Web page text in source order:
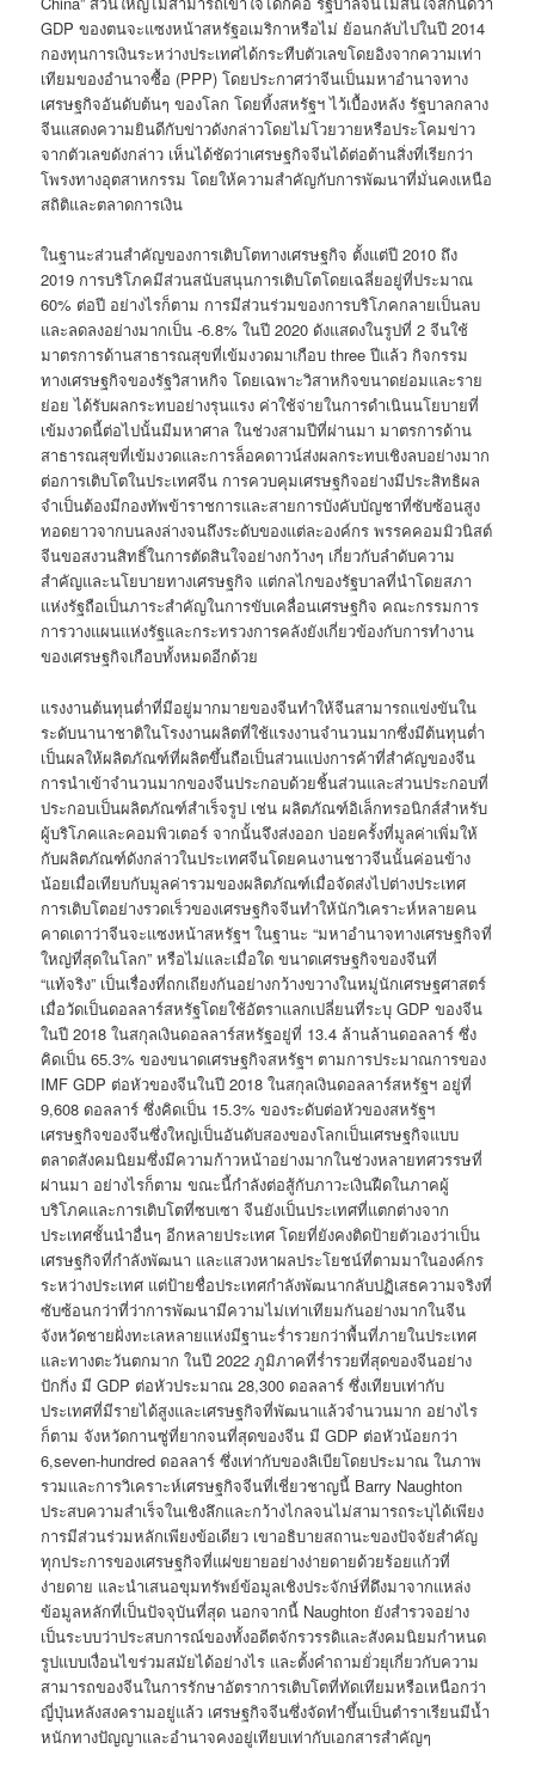
GDP ของตนจะแซงหน้าสหรัฐอเมริกาหรือไม่ ย้อนกลับไปในปี 2014
กองทุนการเงินระหว่างประเทศได้กระทืบตัวเลขโดยอิงจากความเท่า
เทียมของอำนาจซื้อ (PPP) โดยประกาศว่าจีนเป็นมหาอำนาจทาง
เศรษฐกิจอันดับต้นๆ ของโลก โดยทิ้งสหรัฐฯ ไว้เบื้องหลัง รัฐบาลกลาง
จีนแสดงความยินดีกับข่าวดังกล่าวโดยไม่โวยวายหรือประโคมข่าว
จากตัวเลขดังกล่าว เห็นได้ชัดว่าเศรษฐกิจจีนได้ต่อต้านสิ่งที่เรียกว่า
โพรงทางอุตสาหกรรม โดยให้ความสำคัญกับการพัฒนาที่มั่นคงเหนือ
สถิติและตลาดการเงิน
ในฐานะส่วนสำคัญของการเติบโตทางเศรษฐกิจ ตั้งแต่ปี 2010 ถึง
2019 การบริโภคมีส่วนสนับสนุนการเติบโตโดยเฉลี่ยอยู่ที่ประมาณ
60% ต่อปี อย่างไรก็ตาม การมีส่วนร่วมของการบริโภคกลายเป็นลบ
และลดลงอย่างมากเป็น -6.8% ในปี 2020 ดังแสดงในรูปที่ 2 จีนใช้
มาตรการด้านสาธารณสุขที่เข้มงวดมาเกือบ three ปีแล้ว กิจกรรม
ทางเศรษฐกิจของรัฐวิสาหกิจ โดยเฉพาะวิสาหกิจขนาดย่อมและราย
ย่อย ได้รับผลกระทบอย่างรุนแรง ค่าใช้จ่ายในการดำเนินนโยบายที่
เข้มงวดนี้ต่อไปนั้นมีมหาศาล ในช่วงสามปีที่ผ่านมา มาตรการด้าน
สาธารณสุขที่เข้มงวดและการล็อคดาวน์ส่งผลกระทบเชิงลบอย่างมาก
ต่อการเติบโตในประเทศจีน การควบคุมเศรษฐกิจอย่างมีประสิทธิผล
จำเป็นต้องมีกองทัพข้าราชการและสายการบังคับบัญชาที่ซับซ้อนสูง
ทอดยาวจากบนลงล่างจนถึงระดับของแต่ละองค์กร พรรคคอมมิวนิสต์
จีนขอสงวนสิทธิ์ในการตัดสินใจอย่างกว้างๆ เกี่ยวกับลำดับความ
สำคัญและนโยบายทางเศรษฐกิจ แต่กลไกของรัฐบาลที่นำโดยสภา
แห่งรัฐถือเป็นภาระสำคัญในการขับเคลื่อนเศรษฐกิจ คณะกรรมการ
การวางแผนแห่งรัฐและกระทรวงการคลังยังเกี่ยวข้องกับการทำงาน
ของเศรษฐกิจเกือบทั้งหมดอีกด้วย
แรงงานต้นทุนต่ำที่มีอยู่มากมายของจีนทำให้จีนสามารถแข่งขันใน
ระดับนานาชาติในโรงงานผลิตที่ใช้แรงงานจำนวนมากซึ่งมีต้นทุนต่ำ
เป็นผลให้ผลิตภัณฑ์ที่ผลิตขึ้นถือเป็นส่วนแบ่งการค้าที่สำคัญของจีน
การนำเข้าจำนวนมากของจีนประกอบด้วยชิ้นส่วนและส่วนประกอบที่
ประกอบเป็นผลิตภัณฑ์สำเร็จรูป เช่น ผลิตภัณฑ์อิเล็กทรอนิกส์สำหรับ
ผู้บริโภคและคอมพิวเตอร์ จากนั้นจึงส่งออก บ่อยครั้งที่มูลค่าเพิ่มให้
กับผลิตภัณฑ์ดังกล่าวในประเทศจีนโดยคนงานชาวจีนนั้นค่อนข้าง
น้อยเมื่อเทียบกับมูลค่ารวมของผลิตภัณฑ์เมื่อจัดส่งไปต่างประเทศ
การเติบโตอย่างรวดเร็วของเศรษฐกิจจีนทำให้นักวิเคราะห์หลายคน
คาดเดาว่าจีนจะแซงหน้าสหรัฐฯ ในฐานะ “มหาอำนาจทางเศรษฐกิจที่
ใหญ่ที่สุดในโลก” หรือไม่และเมื่อใด ขนาดเศรษฐกิจของจีนที่
“แท้จริง” เป็นเรื่องที่ถกเถียงกันอย่างกว้างขวางในหมู่นักเศรษฐศาสตร์
เมื่อวัดเป็นดอลลาร์สหรัฐโดยใช้อัตราแลกเปลี่ยนที่ระบุ GDP ของจีน
ในปี 2018 ในสกุลเงินดอลลาร์สหรัฐอยู่ที่ 13.4 ล้านล้านดอลลาร์ ซึ่ง
คิดเป็น 65.3% ของขนาดเศรษฐกิจสหรัฐฯ ตามการประมาณการของ
IMF GDP ต่อหัวของจีนในปี 2018 ในสกุลเงินดอลลาร์สหรัฐฯ อยู่ที่
9,608 ดอลลาร์ ซึ่งคิดเป็น 15.3% ของระดับต่อหัวของสหรัฐฯ
เศรษฐกิจของจีนซึ่งใหญ่เป็นอันดับสองของโลกเป็นเศรษฐกิจแบบ
ตลาดสังคมนิยมซึ่งมีความก้าวหน้าอย่างมากในช่วงหลายทศวรรษที่
ผ่านมา อย่างไรก็ตาม ขณะนี้กำลังต่อสู้กับภาวะเงินฝืดในภาคผู้
บริโภคและการเติบโตที่ซบเซา จีนยังเป็นประเทศที่แตกต่างจาก
ประเทศชั้นนำอื่นๆ อีกหลายประเทศ โดยที่ยังคงติดป้ายตัวเองว่าเป็น
เศรษฐกิจที่กำลังพัฒนา และแสวงหาผลประโยชน์ที่ตามมาในองค์กร
ระหว่างประเทศ แต่ป้ายชื่อประเทศกำลังพัฒนากลับปฏิเสธความจริงที่
ซับซ้อนกว่าที่ว่าการพัฒนามีความไม่เท่าเทียมกันอย่างมากในจีน
จังหวัดชายฝั่งทะเลหลายแห่งมีฐานะร่ำรวยกว่าพื้นที่ภายในประเทศ
และทางตะวันตกมาก ในปี 2022 ภูมิภาคที่ร่ำรวยที่สุดของจีนอย่าง
ปักกิ่ง มี GDP ต่อหัวประมาณ 28,300 ดอลลาร์ ซึ่งเทียบเท่ากับ
ประเทศที่มีรายได้สูงและเศรษฐกิจที่พัฒนาแล้วจำนวนมาก อย่างไร
ก็ตาม จังหวัดกานซู่ที่ยากจนที่สุดของจีน มี GDP ต่อหัวน้อยกว่า
6,seven-hundred ดอลลาร์ ซึ่งเท่ากับของลิเบียโดยประมาณ ในภาพ
รวมและการวิเคราะห์เศรษฐกิจจีนที่เชี่ยวชาญนี้ Barry Naughton
ประสบความสำเร็จในเชิงลึกและกว้างไกลจนไม่สามารถระบุได้เพียง
การมีส่วนร่วมหลักเพียงข้อเดียว เขาอธิบายสถานะของปัจจัยสำคัญ
ทุกประการของเศรษฐกิจที่แผ่ขยายอย่างง่ายดายด้วยร้อยแก้วที่
ง่ายดาย และนำเสนอขุมทรัพย์ข้อมูลเชิงประจักษ์ที่ดึงมาจากแหล่ง
ข้อมูลหลักที่เป็นปัจจุบันที่สุด นอกจากนี้ Naughton ยังสำรวจอย่าง
เป็นระบบว่าประสบการณ์ของทั้งอดีตจักรวรรดิและสังคมนิยมกำหนด
รูปแบบเงื่อนไขร่วมสมัยได้อย่างไร และตั้งคำถามยั่วยุเกี่ยวกับความ
สามารถของจีนในการรักษาอัตราการเติบโตที่ทัดเทียมหรือเหนือกว่า
ญี่ปุ่นหลังสงครามอยู่แล้ว เศรษฐกิจจีนซึ่งจัดทำขึ้นเป็นตำราเรียนมีน้ำ
หนักทางปัญญาและอำนาจคงอยู่เทียบเท่ากับเอกสารสำคัญๆ